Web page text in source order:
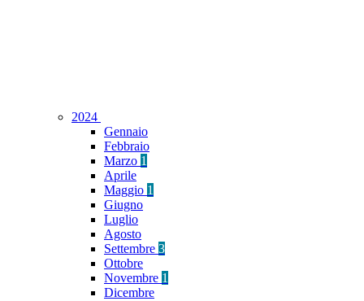
2024
Gennaio
Febbraio
Marzo 1
Aprile
Maggio 1
Giugno
Luglio
Agosto
Settembre 3
Ottobre
Novembre 1
Dicembre